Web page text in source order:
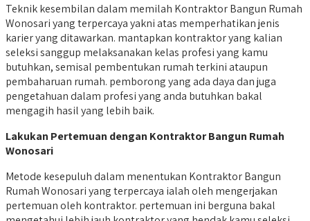
Teknik kesembilan dalam memilah Kontraktor Bangun Rumah
Wonosari yang terpercaya yakni atas memperhatikan jenis
karier yang ditawarkan. mantapkan kontraktor yang kalian
seleksi sanggup melaksanakan kelas profesi yang kamu
butuhkan, semisal pembentukan rumah terkini ataupun
pembaharuan rumah. pemborong yang ada daya dan juga
pengetahuan dalam profesi yang anda butuhkan bakal
mengagih hasil yang lebih baik.
Lakukan Pertemuan dengan Kontraktor Bangun Rumah
Wonosari
Metode kesepuluh dalam menentukan Kontraktor Bangun
Rumah Wonosari yang terpercaya ialah oleh mengerjakan
pertemuan oleh kontraktor. pertemuan ini berguna bakal